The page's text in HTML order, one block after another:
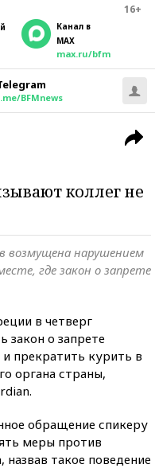
16+
Канал в
MAX
max.ru/bfm
BFMnews
коллег не
возмущена нарушением
где закон о запрете
в четверг
закон о запрете
прекратить курить в
органа страны,
обращение спикеру
меры против
назвав такое поведение